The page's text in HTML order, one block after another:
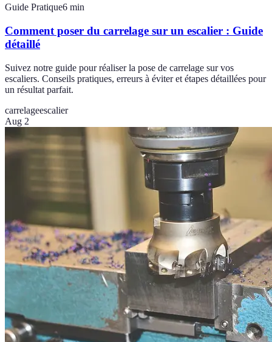
Guide Pratique6 min
Comment poser du carrelage sur un escalier : Guide
détaillé
Suivez notre guide pour réaliser la pose de carrelage sur vos
escaliers. Conseils pratiques, erreurs à éviter et étapes détaillées pour
un résultat parfait.
carrelageescalier
Aug 2